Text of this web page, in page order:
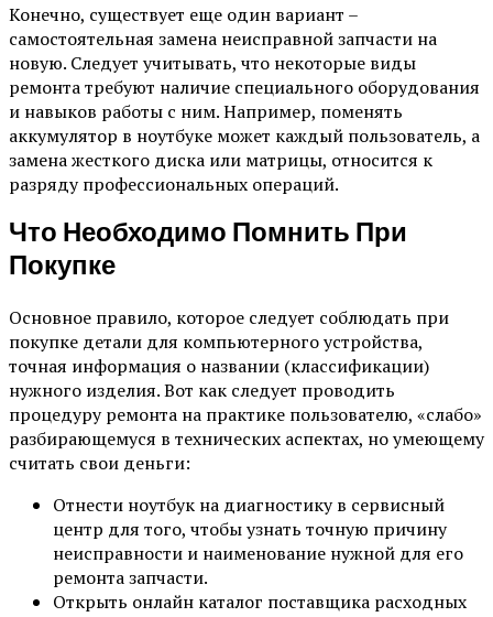
Конечно, существует еще один вариант –
самостоятельная замена неисправной запчасти на
новую. Следует учитывать, что некоторые виды
ремонта требуют наличие специального оборудования
и навыков работы с ним. Например, поменять
аккумулятор в ноутбуке может каждый пользователь, а
замена жесткого диска или матрицы, относится к
разряду профессиональных операций.
Что Необходимо Помнить При
Покупке
Основное правило, которое следует соблюдать при
покупке детали для компьютерного устройства,
точная информация о названии (классификации)
нужного изделия. Вот как следует проводить
процедуру ремонта на практике пользователю, «слабо»
разбирающемуся в технических аспектах, но умеющему
считать свои деньги:
Отнести ноутбук на диагностику в сервисный
центр для того, чтобы узнать точную причину
неисправности и наименование нужной для его
ремонта запчасти.
Открыть онлайн каталог поставщика расходных